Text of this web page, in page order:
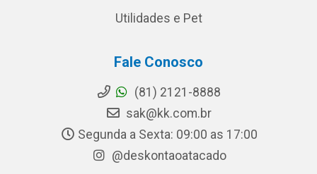
Utilidades e Pet
Fale Conosco
(81) 2121-8888
sak@kk.com.br
Segunda a Sexta: 09:00 as 17:00
@deskontaoatacado